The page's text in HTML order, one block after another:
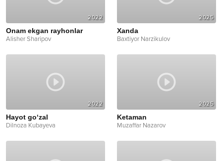
2022
Onam ekgan rayhonlar
Alisher Sharipov
2025
Xanda
Baxtiyor Narzikulov
2022
Hayot go‘zal
Dilnoza Kubayeva
2025
Ketaman
Muzaffar Nazarov